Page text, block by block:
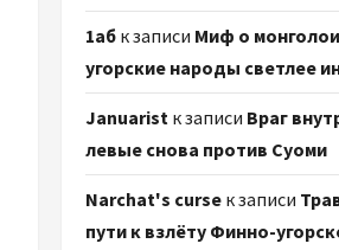
1абк записи Миф о
угорские народы светлее
Januaristк записи Враг
левые снова против Суоми
Narchat's curseк записи
пути к взлёту Финно-